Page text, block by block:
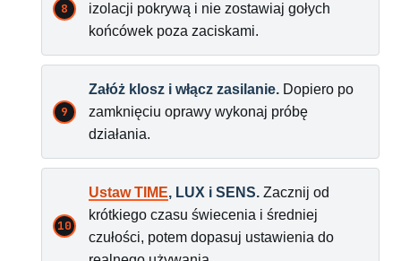
izolacji pokrywą i nie zostawiaj gołych
końcówek poza zaciskami.
Załóż klosz i włącz zasilanie. Dopiero po
zamknięciu oprawy wykonaj próbę
działania.
Ustaw TIME, LUX i SENS. Zacznij od
krótkiego czasu świecenia i średniej
czułości, potem dopasuj ustawienia do